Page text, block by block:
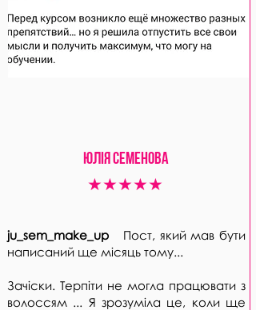
ЮлІя СЕМЕНОВА
★★★★★
ju_sem_make_up
Пост, який мав бути
написаний ще місяць тому...
Зачіски. Терпіти не могла працювати з
волоссям ... Я зрозуміла це, коли ще